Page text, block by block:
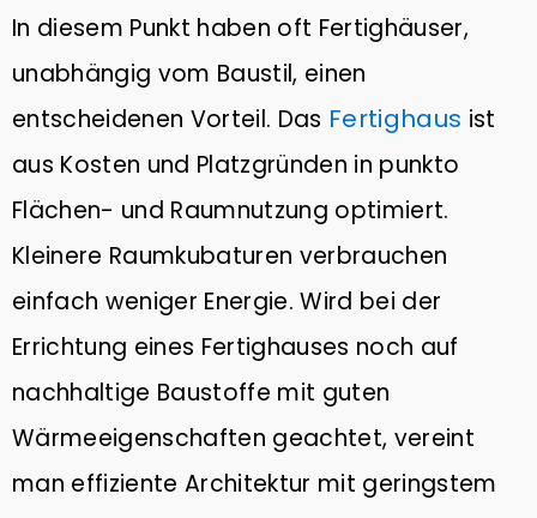
In diesem Punkt haben oft Fertighäuser,
unabhängig vom Baustil, einen
entscheidenen Vorteil. Das Fertighaus ist
aus Kosten und Platzgründen in punkto
Flächen- und Raumnutzung optimiert.
Kleinere Raumkubaturen verbrauchen
einfach weniger Energie. Wird bei der
Errichtung eines Fertighauses noch auf
nachhaltige Baustoffe mit guten
Wärmeeigenschaften geachtet, vereint
man effiziente Architektur mit geringstem